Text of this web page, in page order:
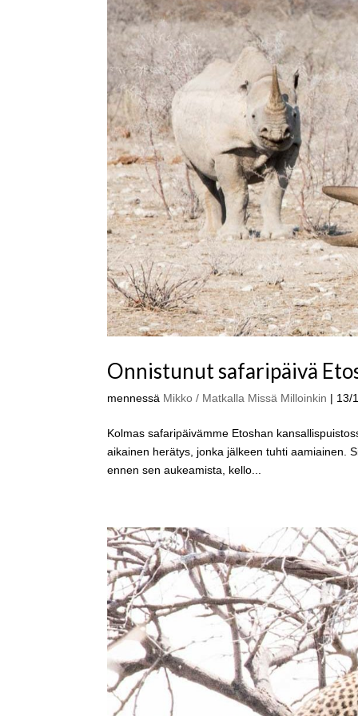
Onnistunut safaripäivä
mennessä Mikko / Matkalla Missä Milloinkin | 13/
Kolmas safaripäivämme Etoshan
aikainen herätys, jonka jälkeen tuhti aamiainen.
ennen sen aukeamista, kello...